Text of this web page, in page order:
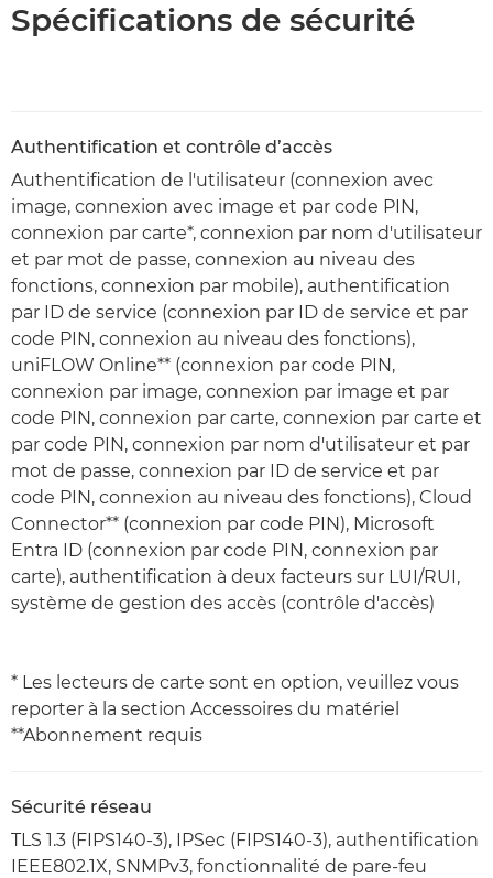
Spécifications de sécurité
Authentification et contrôle d’accès
Authentification de l'utilisateur (connexion avec
image, connexion avec image et par code PIN,
connexion par carte*, connexion par nom d'utilisateur
et par mot de passe, connexion au niveau des
fonctions, connexion par mobile), authentification
par ID de service (connexion par ID de service et par
code PIN, connexion au niveau des fonctions),
uniFLOW Online** (connexion par code PIN,
connexion par image, connexion par image et par
code PIN, connexion par carte, connexion par carte et
par code PIN, connexion par nom d'utilisateur et par
mot de passe, connexion par ID de service et par
code PIN, connexion au niveau des fonctions), Cloud
Connector** (connexion par code PIN), Microsoft
Entra ID (connexion par code PIN, connexion par
carte), authentification à deux facteurs sur LUI/RUI,
système de gestion des accès (contrôle d'accès)
* Les lecteurs de carte sont en option, veuillez vous
reporter à la section Accessoires du matériel
**Abonnement requis
Sécurité réseau
TLS 1.3 (FIPS140-3), IPSec (FIPS140-3), authentification
IEEE802.1X, SNMPv3, fonctionnalité de pare-feu